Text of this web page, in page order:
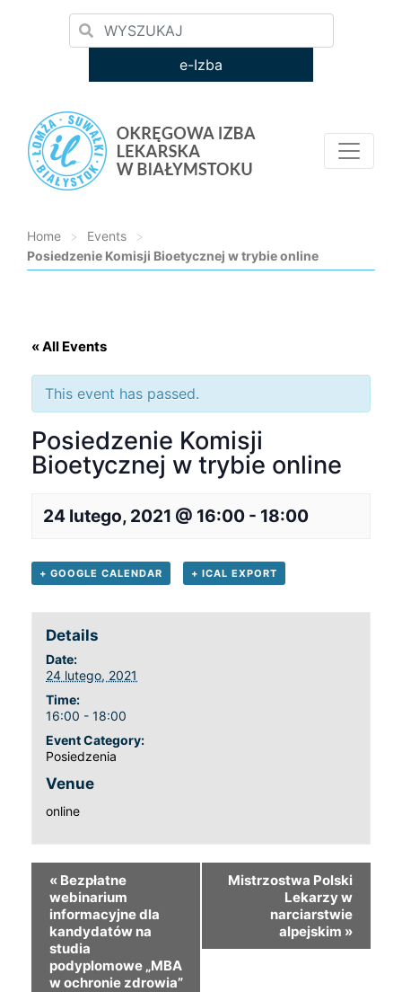
e-Izba
Home > Events
>
Posiedzenie Komisji Bioetycznej w trybie online
« All Events
This event has passed.
Posiedzenie Komisji
Bioetycznej w trybie online
24 lutego, 2021 @ 16:00 - 18:00
+ GOOGLE CALENDAR + ICAL EXPORT
Details
Date:
24 lutego, 2021
Time:
16:00 - 18:00
Event Category:
Posiedzenia
Venue
online
« Bezpłatne
webinarium
informacyjne dla
kandydatów na
studia
podyplomowe „MBA
w ochronie zdrowia”
Mistrzostwa Polski
Lekarzy w
narciarstwie
alpejskim »